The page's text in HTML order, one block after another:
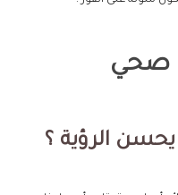
صحي
الرؤية ؟